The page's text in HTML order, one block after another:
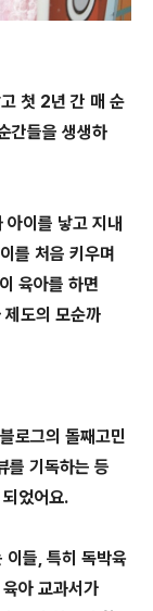
첫 2년 간 매 순
간들을 생생하
아이를 낳고 지내
를 처음 키우며
육아를 하면
도의 모순까
로그의 돌째고민
를 기독하는 등
었어요.
이들, 특히 독박육
아 교과서가